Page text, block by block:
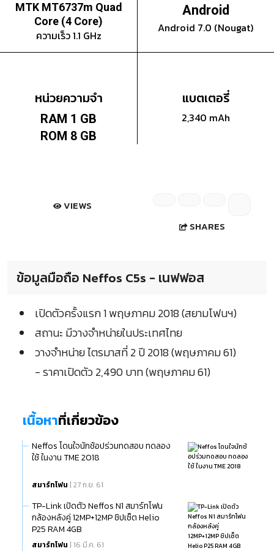
MTK MT6737m Quad
Core (4 Core)
ความเร็ว 1.1 GHz
Android
Android 7.0 (Nougat)
หน่วยความจำ
RAM 1 GB
ROM 8 GB
แบตเตอรี่
2,340 mAh
VIEWS
SHARES
ข้อมูลมือถือ Neffos C5s - เนฟฟอส
เปิดตัวครั้งแรก 1 พฤษภาคม 2018 (สยามโฟนฯ)
สถานะ มีวางจำหน่ายในประเทศไทย
วางจำหน่าย ไตรมาสที่ 2 ปี 2018 (พฤษภาคม 61)
- ราคาเปิดตัว 2,490 บาท (พฤษภาคม 61)
เนื้อหาที่เกี่ยวข้อง
Neffos โดนใจนักช้อปร่วมทดสอบ ทดลอง
ใช้ ในงาน TME 2018
สมาร์ทโฟน | 27 ก.ย. 61
TP-Link เปิดตัว Neffos N1 สมาร์ทโฟน
กล้องหลังคู่ 12MP+12MP ชิปเซ็ต Helio
P25 RAM 4GB
สมาร์ทโฟน | 16 มี.ค. 61